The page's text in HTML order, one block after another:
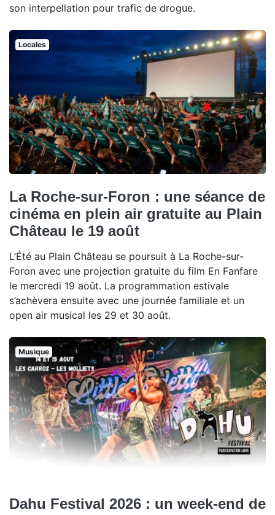
son interpellation pour trafic de drogue.
Locales
La Roche-sur-Foron : une séance de
cinéma en plein air gratuite au Plain
Château le 19 août
L’Été au Plain Château se poursuit à La Roche-sur-
Foron avec une projection gratuite du film En Fanfare
le mercredi 19 août. La programmation estivale
s’achèvera ensuite avec une journée familiale et un
open air musical les 29 et 30 août.
Musique
Dahu Festival 2026 : un week-end de